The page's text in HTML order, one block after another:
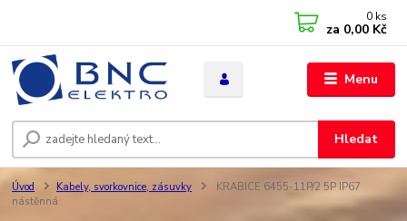
Menu
Hledat
0 ks
za 0,00 Kč
Úvod Kabely, svorkovnice, zásuvky
KRABICE 6455-11P/2 5P IP67
nástěnná